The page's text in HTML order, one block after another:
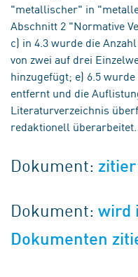
"metallischer" in
Abschnitt 2 "Normative
c) in 4.3 wurde die
von zwei auf drei
hinzugefügt; e) 6.5
entfernt und die
Literaturverzeichnis
redaktionell überarbeitet.
Dokument:
Dokument:wird
Dokumenten